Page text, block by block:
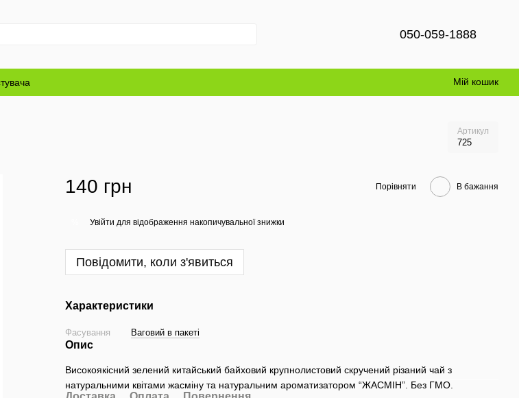
050-059-1888
Мій кошик
Артикул
725
140 грн Порівняти В бажання
Увійти для відображення накопичувальної знижки
Повідомити, коли з'явиться
Характеристики
Фасування Ваговий в пакеті
Опис
Високоякісний зелений китайський байховий крупнолистовий скручений різаний чай з
натуральними квітами жасміну та натуральним ароматизатором “ЖАСМІН”. Без ГМО.